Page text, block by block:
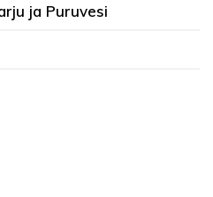
ja Puruvesi